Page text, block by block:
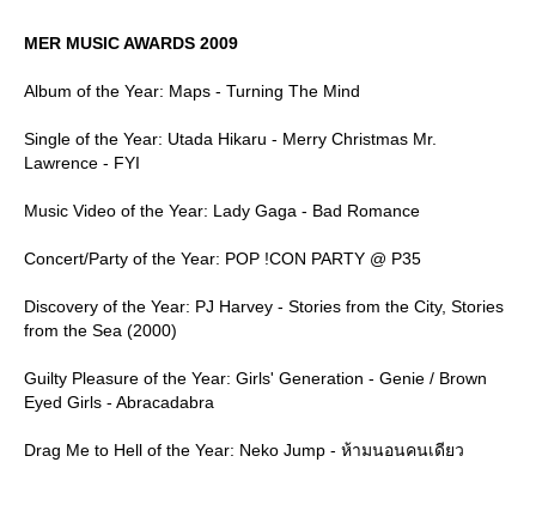
MER MUSIC AWARDS 2009
Album of the Year: Maps - Turning The Mind
Single of the Year: Utada Hikaru - Merry Christmas Mr.
Lawrence - FYI
Music Video of the Year: Lady Gaga - Bad Romance
Concert/Party of the Year: POP !CON PARTY @ P35
Discovery of the Year: PJ Harvey - Stories from the City, Stories
from the Sea (2000)
Guilty Pleasure of the Year: Girls' Generation - Genie / Brown
Eyed Girls - Abracadabra
Drag Me to Hell of the Year: Neko Jump - ห้ามนอนคนเดียว